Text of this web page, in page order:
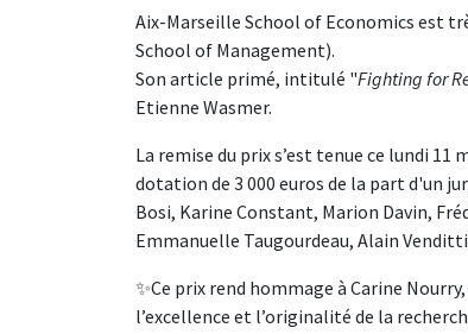
Aix-Marseille School of Economics est
School of Management).
Son article primé, intitulé "Fighting for
Etienne Wasmer.
La remise du prix s’est tenue ce lundi
dotation de 3 000 euros de la part d'un
Bosi, Karine Constant, Marion Davin,
Emmanuelle Taugourdeau, Alain
✨Ce prix rend hommage à Carine
l’excellence et l’originalité de la